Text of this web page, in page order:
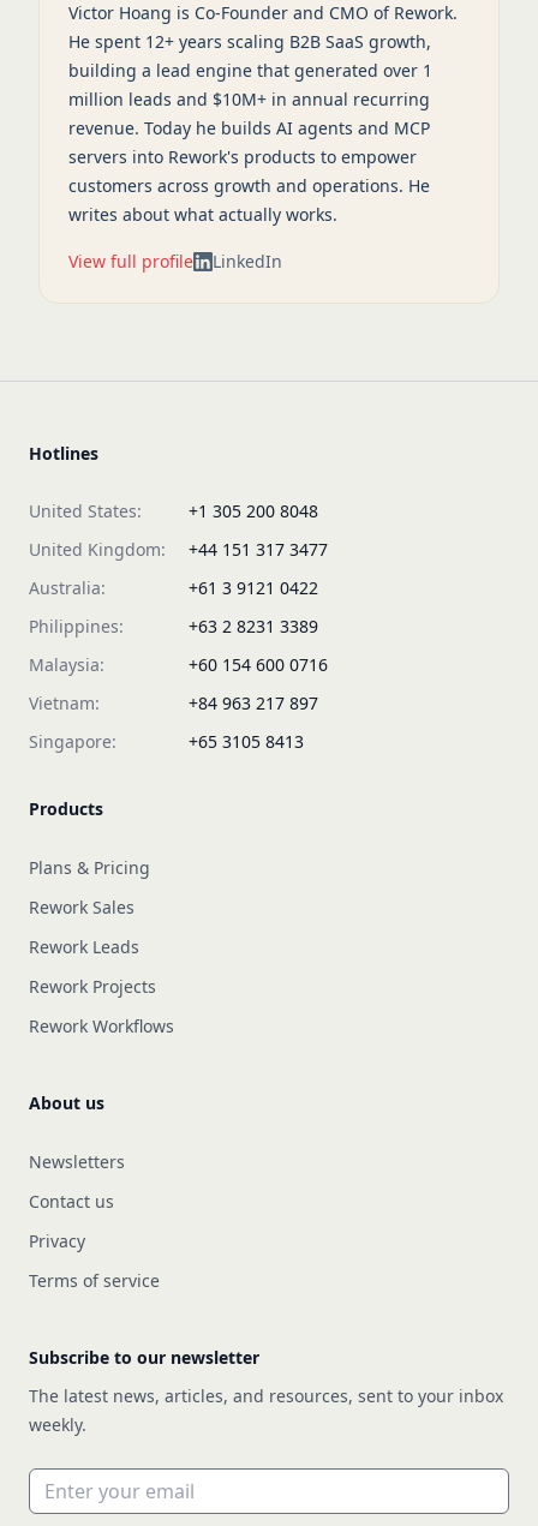
Victor Hoang is Co-Founder and CMO of Rework.
He spent 12+ years scaling B2B SaaS growth,
building a lead engine that generated over 1
million leads and $10M+ in annual recurring
revenue. Today he builds AI agents and MCP
servers into Rework's products to empower
customers across growth and operations. He
writes about what actually works.
View full profile LinkedIn
Hotlines
United States:
+1 305 200 8048
United Kingdom:
+44 151 317 3477
Australia:
+61 3 9121 0422
Philippines:
+63 2 8231 3389
Malaysia:
+60 154 600 0716
Vietnam:
+84 963 217 897
Singapore:
+65 3105 8413
Products
Plans & Pricing
Rework Sales
Rework Leads
Rework Projects
Rework Workflows
About us
Newsletters
Contact us
Privacy
Terms of service
Subscribe to our newsletter
The latest news, articles, and resources, sent to your inbox
weekly.
Email address